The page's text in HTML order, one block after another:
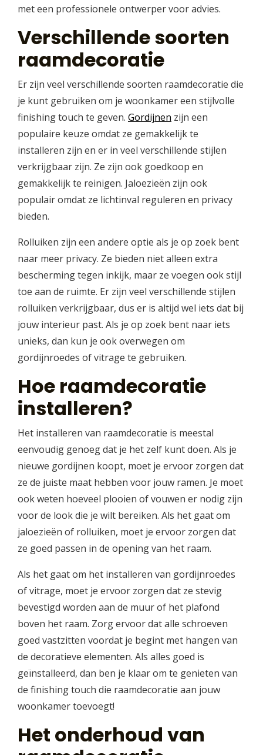
met een professionele ontwerper voor advies.
Verschillende soorten
raamdecoratie
Er zijn veel verschillende soorten raamdecoratie die
je kunt gebruiken om je woonkamer een stijlvolle
finishing touch te geven. Gordijnen zijn een
populaire keuze omdat ze gemakkelijk te
installeren zijn en er in veel verschillende stijlen
verkrijgbaar zijn. Ze zijn ook goedkoop en
gemakkelijk te reinigen. Jaloezieën zijn ook
populair omdat ze lichtinval reguleren en privacy
bieden.
Rolluiken zijn een andere optie als je op zoek bent
naar meer privacy. Ze bieden niet alleen extra
bescherming tegen inkijk, maar ze voegen ook stijl
toe aan de ruimte. Er zijn veel verschillende stijlen
rolluiken verkrijgbaar, dus er is altijd wel iets dat bij
jouw interieur past. Als je op zoek bent naar iets
unieks, dan kun je ook overwegen om
gordijnroedes of vitrage te gebruiken.
Hoe raamdecoratie
installeren?
Het installeren van raamdecoratie is meestal
eenvoudig genoeg dat je het zelf kunt doen. Als je
nieuwe gordijnen koopt, moet je ervoor zorgen dat
ze de juiste maat hebben voor jouw ramen. Je moet
ook weten hoeveel plooien of vouwen er nodig zijn
voor de look die je wilt bereiken. Als het gaat om
jaloezieën of rolluiken, moet je ervoor zorgen dat
ze goed passen in de opening van het raam.
Als het gaat om het installeren van gordijnroedes
of vitrage, moet je ervoor zorgen dat ze stevig
bevestigd worden aan de muur of het plafond
boven het raam. Zorg ervoor dat alle schroeven
goed vastzitten voordat je begint met hangen van
de decoratieve elementen. Als alles goed is
geïnstalleerd, dan ben je klaar om te genieten van
de finishing touch die raamdecoratie aan jouw
woonkamer toevoegt!
Het onderhoud van